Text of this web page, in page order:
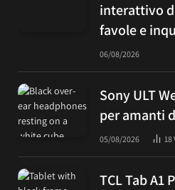
interattivo
favole e
06/08/2026
Sony ULT
per amanti
05/08/2026 18
TCL Tab A1